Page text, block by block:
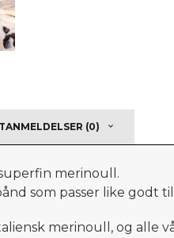
(0)
merinoull.
som passer like godt
merinoull, og alle